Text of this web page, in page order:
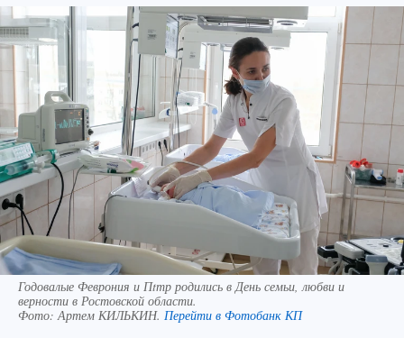
Годовалые Феврония и Пtтр родились в День семьи, любви и
верности в Ростовской области.
Фото:Артем КИЛЬКИН. Перейти в Фотобанк КП